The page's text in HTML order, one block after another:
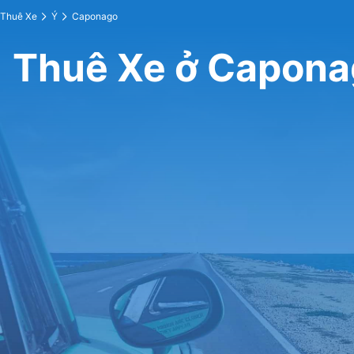
Thuê Xe Ý Caponago
Thuê Xe ở